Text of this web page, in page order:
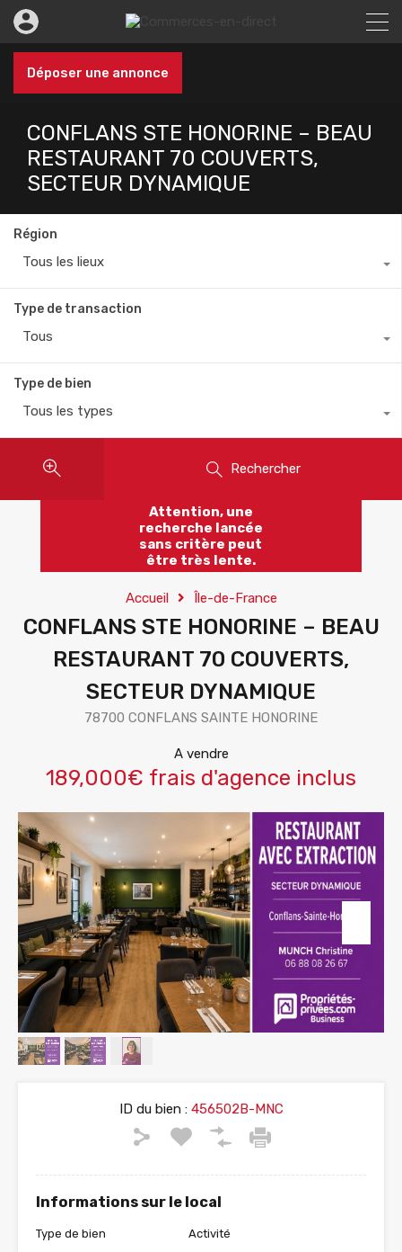
Déposer une annonce
CONFLANS STE HONORINE – BEAU
RESTAURANT 70 COUVERTS,
SECTEUR DYNAMIQUE
Région
Tous les lieux
Type de transaction
Tous
Type de bien
Tous les types
Rechercher
Attention, une
recherche lancée
sans critère peut
être très lente.
Accueil Île-de-France
CONFLANS STE HONORINE – BEAU
RESTAURANT 70 COUVERTS,
SECTEUR DYNAMIQUE
78700 CONFLANS SAINTE HONORINE
A vendre
189,000€ frais d'agence inclus
ID du bien :456502B-MNC
Informations sur le local
Type de bien Activité